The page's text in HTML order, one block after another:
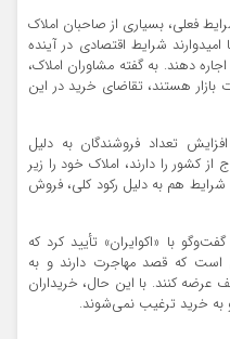
فعلی، بسیاری از صاحبان املاک
شرایط اقتصادی در آینده
دهند. به گفته مشاوران املاک،
بازار هستند، تقاضای خرید در این
افزایش تعداد فروشندگان به دلیل
کشور را دارند، املاک خود را زیر
شرایط هم به دلیل رکود کلی، فروش
در منطقه ۱۰ تهران در گفت‌وگو با «اکوایران» تأیید کرد که
است که قصد مهاجرت دارند و به
کنند. با این حال، خریداران
به خرید ترغیب نمی‌شوند.